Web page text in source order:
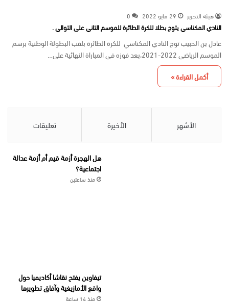
هيئة التحرير 29 مايو 2022 0
النادي المكناسي يتوج بطلا للكرة الطائرة للموسم التاني على التوالي .
عادل بن الحبيب توج النادي المكناسي للكرة الطائرة بلقب البطولة الوطنية برسم
الموسم الرياضي 2022-2021،بعد فوزه في المباراة النهائية على…
أكمل القراءة »
الأشهر الأخيرة تعليقات
هل الهجرة أزمة قيم أم أزمة عدالة
اجتماعية؟
منذ ساعتين
تيفاوين يفتح نقاشا أكاديميا حول
واقع الأمازيغية وآفاق تطويرها
منذ 14 ساعة